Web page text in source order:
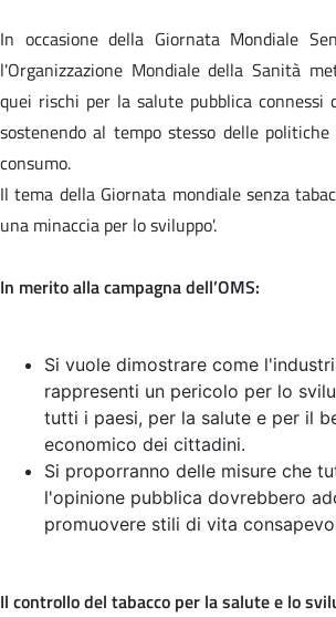
In occasione della Giornata Mondiale
l'Organizzazione Mondiale della Sanità
quei rischi per la salute pubblica connessi
sostenendo al tempo stesso delle
consumo.
Il tema della Giornata mondiale senza
una minaccia per lo sviluppo'.
In merito alla campagna dell’OMS:
Si vuole dimostrare come
rappresenti un pericolo per lo
tutti i paesi, per la salute e per il
economico dei cittadini.
Si proporranno delle misure che
l'opinione pubblica dovrebbero
promuovere stili di vita
Il controllo del tabacco per la salute e lo